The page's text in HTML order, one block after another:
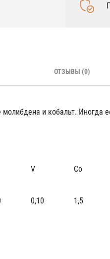
ОТЗЫВЫ (0)
и кобальт. Иногда
V Со
0,10 1,5